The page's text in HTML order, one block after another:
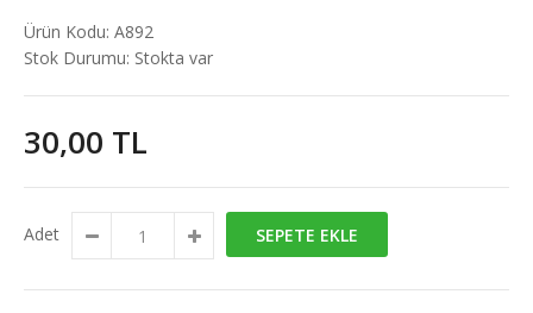
Ürün Kodu: A892
Stok Durumu: Stokta var
30,00 TL
Adet SEPETE EKLE